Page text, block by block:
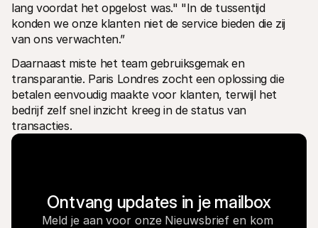
lang voordat het opgelost was." "In de tussentijd
konden we onze klanten niet de service bieden die zij
van ons verwachten.”
Daarnaast miste het team gebruiksgemak en
transparantie. Paris Londres zocht een oplossing die
betalen eenvoudig maakte voor klanten, terwijl het
bedrijf zelf snel inzicht kreeg in de status van
transacties.
Ontvang updates in je mailbox
Meld je aan voor onze Nieuwsbrief en kom